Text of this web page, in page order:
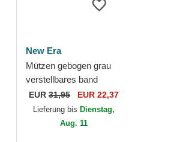
New Era
Mützen gebogen grau
verstellbares band
9TWENTY Tip Off 2023
der Los Angeles Lakers
NBA von New Era
EUR 31,95 EUR 22,37
Lieferung bis Dienstag,
Aug. 11